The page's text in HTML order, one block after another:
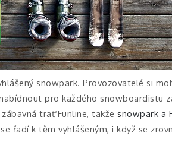
snowpark. Provozovatelé si
pro každého snowboardistu
trať Funline, takže snowpark a
řadí k těm vyhlášeným, i když se